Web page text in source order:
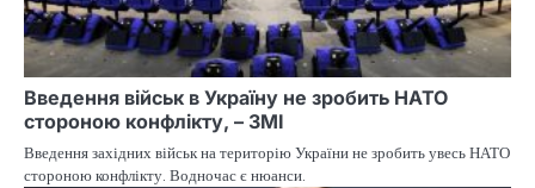
Введення військ в Україну не зробить НАТО
стороною конфлікту, – ЗМІ
Введення західних військ на територію України не зробить увесь НАТО
стороною конфлікту. Водночас є нюанси.